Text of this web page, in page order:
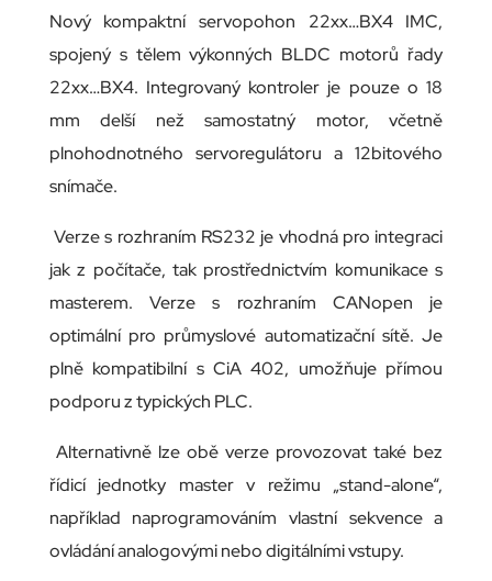
Nový kompaktní servopohon 22xx…BX4 IMC,
spojený s tělem výkonných BLDC motorů řady
22xx…BX4. Integrovaný kontroler je pouze o 18
mm delší než samostatný motor, včetně
plnohodnotného servoregulátoru a 12bitového
snímače.
Verze s rozhraním RS232 je vhodná pro integraci
jak z počítače, tak prostřednictvím komunikace s
masterem. Verze s rozhraním CANopen je
optimální pro průmyslové automatizační sítě. Je
plně kompatibilní s CiA 402, umožňuje přímou
podporu z typických PLC.
Alternativně lze obě verze provozovat také bez
řídicí jednotky master v režimu „stand-alone“,
například naprogramováním vlastní sekvence a
ovládání analogovými nebo digitálními vstupy.